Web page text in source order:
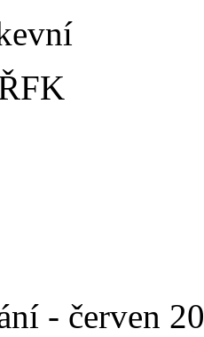
- červen